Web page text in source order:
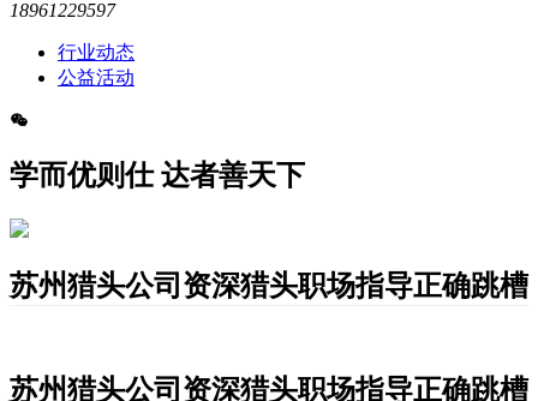
18961229597
行业动态
公益活动
学而优则仕 达者善天下
苏州猎头公司资深猎头职场指导正确跳槽
苏州猎头公司资深猎头职场指导正确跳槽